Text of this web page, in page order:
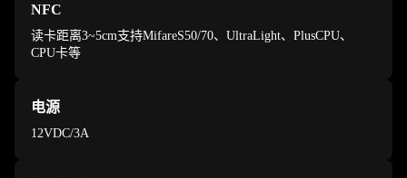
NFC
读卡距离3~5cm支持MifareS50/70、UltraLight、PlusCPU、
CPU卡等
电源
12VDC/3A